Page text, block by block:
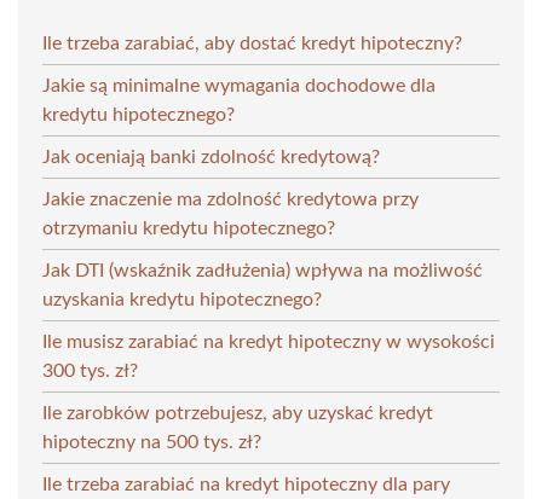
Ile trzeba zarabiać, aby dostać kredyt hipoteczny?
Jakie są minimalne wymagania dochodowe dla
kredytu hipotecznego?
Jak oceniają banki zdolność kredytową?
Jakie znaczenie ma zdolność kredytowa przy
otrzymaniu kredytu hipotecznego?
Jak DTI (wskaźnik zadłużenia) wpływa na możliwość
uzyskania kredytu hipotecznego?
Ile musisz zarabiać na kredyt hipoteczny w wysokości
300 tys. zł?
Ile zarobków potrzebujesz, aby uzyskać kredyt
hipoteczny na 500 tys. zł?
Ile trzeba zarabiać na kredyt hipoteczny dla pary